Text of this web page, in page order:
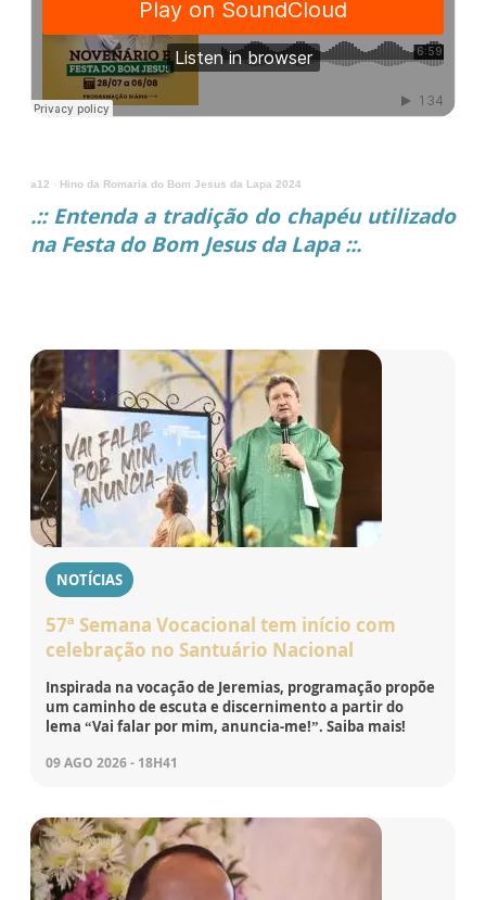
a12 · Hino da Romaria do Bom Jesus da Lapa 2024
.:: Entenda a tradição do chapéu utilizado
na Festa do Bom Jesus da Lapa ::.
NOTÍCIAS
57ª Semana Vocacional tem início com
celebração no Santuário Nacional
Inspirada na vocação de Jeremias, programação propõe
um caminho de escuta e discernimento a partir do
lema “Vai falar por mim, anuncia-me!”. Saiba mais!
09 AGO 2026 - 18H41